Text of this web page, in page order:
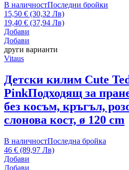
В наличностПоследни бройки
15,50 € (30,32 Лв)
19,40 € (37,94 Лв)
Добави
Добави
други варианти
Vitaus
Детски килим Cute
PinkПодходящ за
без косъм, кръгъл,
слонова кост, ø 120 cm
В наличностПоследна бройка
46 € (89,97 Лв)
Добави
Добави